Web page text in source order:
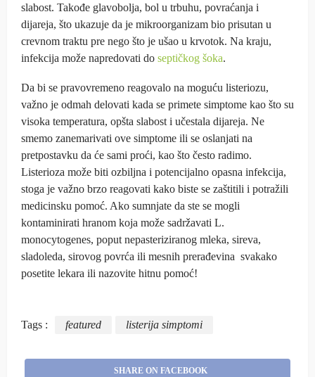
slabost. Takođe glavobolja, bol u trbuhu, povraćanja i
dijareja, što ukazuje da je mikroorganizam bio prisutan u
crevnom traktu pre nego što je ušao u krvotok. Na kraju,
infekcija može napredovati do septičkog šoka.
Da bi se pravovremeno reagovalo na moguću listeriozu,
važno je odmah delovati kada se primete simptome kao što su
visoka temperatura, opšta slabost i učestala dijareja. Ne
smemo zanemarivati ove simptome ili se oslanjati na
pretpostavku da će sami proći, kao što često radimo.
Listerioza može biti ozbiljna i potencijalno opasna infekcija,
stoga je važno brzo reagovati kako biste se zaštitili i potražili
medicinsku pomoć. Ako sumnjate da ste se mogli
kontaminirati hranom koja može sadržavati L.
monocytogenes, poput nepasteriziranog mleka, sireva,
sladoleda, sirovog povrća ili mesnih prerađevina svakako
posetite lekara ili nazovite hitnu pomoć!
Tags : featured listerija simptomi
SHARE ON FACEBOOK